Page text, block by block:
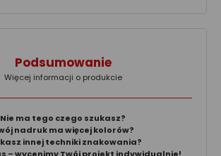
Podsumowanie
Więcej informacji o produkcie
Nie ma tego czego szukasz?
nadruk ma więcej kolorów?
innej techniki znakowania?